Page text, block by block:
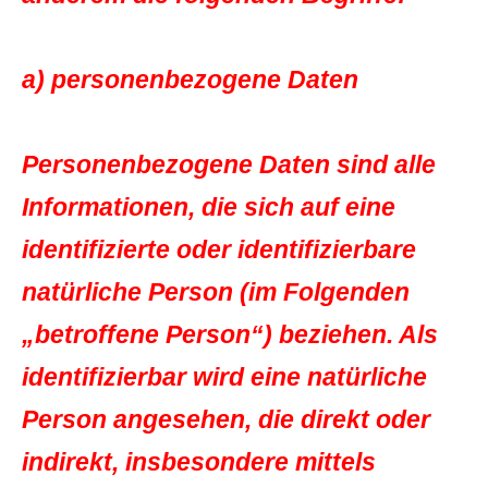
a) personenbezogene Daten
Personenbezogene Daten sind alle
Informationen, die sich auf eine
identifizierte oder identifizierbare
natürliche Person (im Folgenden
„betroffene Person“) beziehen. Als
identifizierbar wird eine natürliche
Person angesehen, die direkt oder
indirekt, insbesondere mittels